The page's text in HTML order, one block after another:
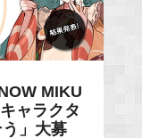
MIKU
ャラクタ
」大募